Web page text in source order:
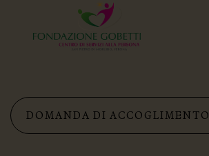
DOMANDA DI ACCOGLIMENTO